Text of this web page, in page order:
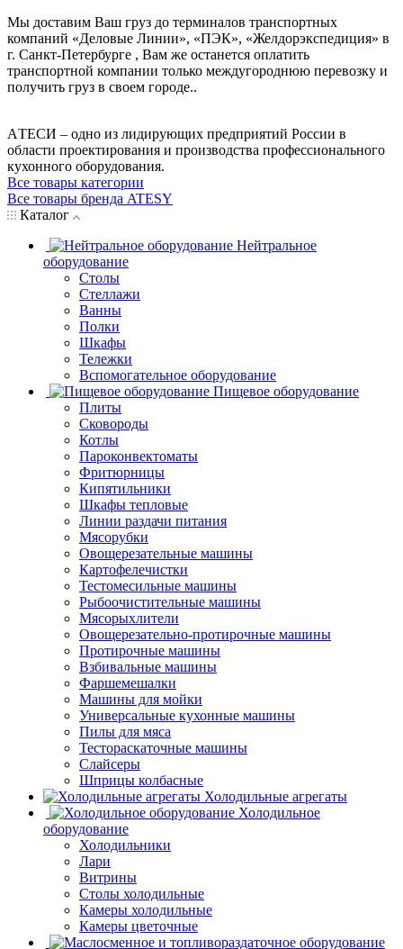
Мы доставим Ваш груз до терминалов транспортных
компаний «Деловые Линии», «ПЭК», «Желдорэкспедиция» в
г. Санкт-Петербурге , Вам же останется оплатить
транспортной компании только междугороднюю перевозку и
получить груз в своем городе..
AТЕСИ – одно из лидирующих предприятий России в
области проектирования и производства профессионального
кухонного оборудования.
Все товары категории
Все товары бренда ATESY
Каталог
Нейтральное
оборудование
Столы
Стеллажи
Ванны
Полки
Шкафы
Тележки
Вспомогательное оборудование
Пищевое оборудование
Плиты
Сковороды
Котлы
Пароконвектоматы
Фритюрницы
Кипятильники
Шкафы тепловые
Линии раздачи питания
Мясорубки
Овощерезательные машины
Картофелечистки
Тестомесильные машины
Рыбоочистительные машины
Мясорыхлители
Овощерезательно-протирочные машины
Протирочные машины
Взбивальные машины
Фаршемешалки
Машины для мойки
Универсальные кухонные машины
Пилы для мяса
Тестораскаточные машины
Слайсеры
Шприцы колбасные
Холодильные агрегаты
Холодильное
оборудование
Холодильники
Лари
Витрины
Столы холодильные
Камеры холодильные
Камеры цветочные